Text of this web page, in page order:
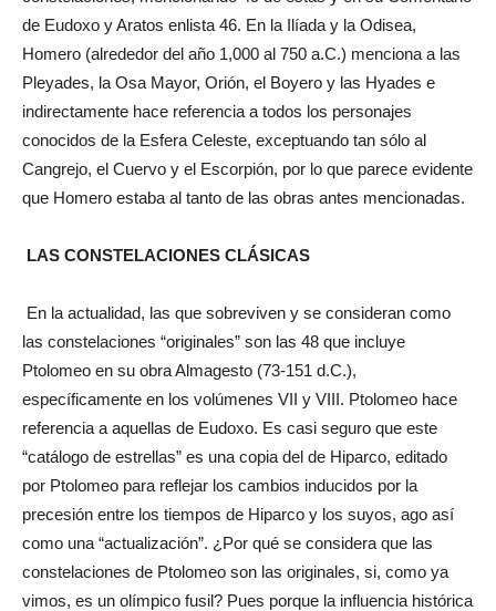
de Eudoxo y Aratos enlista 46. En la Ilíada y la Odisea,
Homero (alrededor del año 1,000 al 750 a.C.) menciona a las
Pleyades, la Osa Mayor, Orión, el Boyero y las Hyades e
indirectamente hace referencia a todos los personajes
conocidos de la Esfera Celeste, exceptuando tan sólo al
Cangrejo, el Cuervo y el Escorpión, por lo que parece evidente
que Homero estaba al tanto de las obras antes mencionadas.
LAS CONSTELACIONES CLÁSICAS
En la actualidad, las que sobreviven y se consideran como
las constelaciones “originales” son las 48 que incluye
Ptolomeo en su obra Almagesto (73-151 d.C.),
específicamente en los volúmenes VII y VIII. Ptolomeo hace
referencia a aquellas de Eudoxo. Es casi seguro que este
“catálogo de estrellas” es una copia del de Hiparco, editado
por Ptolomeo para reflejar los cambios inducidos por la
precesión entre los tiempos de Hiparco y los suyos, ago así
como una “actualización”. ¿Por qué se considera que las
constelaciones de Ptolomeo son las originales, si, como ya
vimos, es un olímpico fusil? Pues porque la influencia histórica